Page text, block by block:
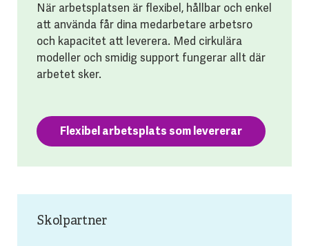
När arbetsplatsen är flexibel, hållbar och enkel
att använda får dina medarbetare arbetsro
och kapacitet att leverera. Med cirkulära
modeller och smidig support fungerar allt där
arbetet sker.
Flexibel arbetsplats som levererar
Skolpartner